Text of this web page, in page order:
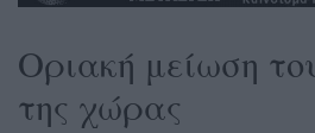
Οριακή μείωση
της χώρας